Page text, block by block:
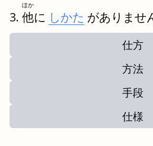
他
ほか
に しかた がありませ
仕方
方法
手段
仕様